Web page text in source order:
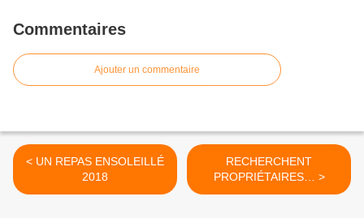
Commentaires
Ajouter un commentaire
< UN REPAS ENSOLEILLÉ
2018
RECHERCHENT
PROPRIÉTAIRES… >